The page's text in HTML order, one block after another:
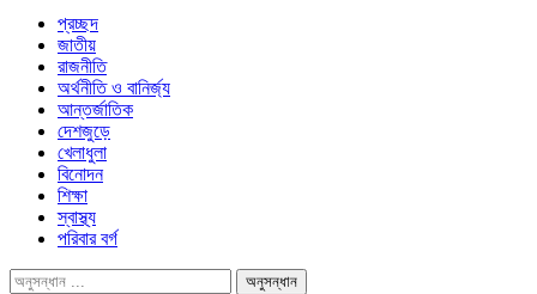
প্রচ্ছদ
জাতীয়
রাজনীতি
অর্থনীতি ও বানির্জ্য
আন্তর্জাতিক
দেশজুড়ে
খেলাধুলা
বিনোদন
শিক্ষা
স্বাস্থ্য
পরিবার বর্গ